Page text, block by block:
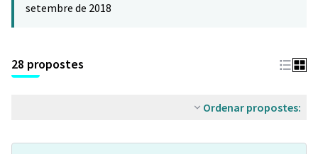
setembre de 2018
28 propostes
Ordenar propostes: